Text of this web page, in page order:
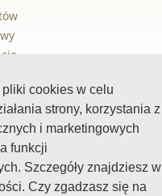
cookies w celu
strony, korzystania z
i marketingowych
funkcji
Szczegóły znajdziesz w
Czy zgadzasz się na